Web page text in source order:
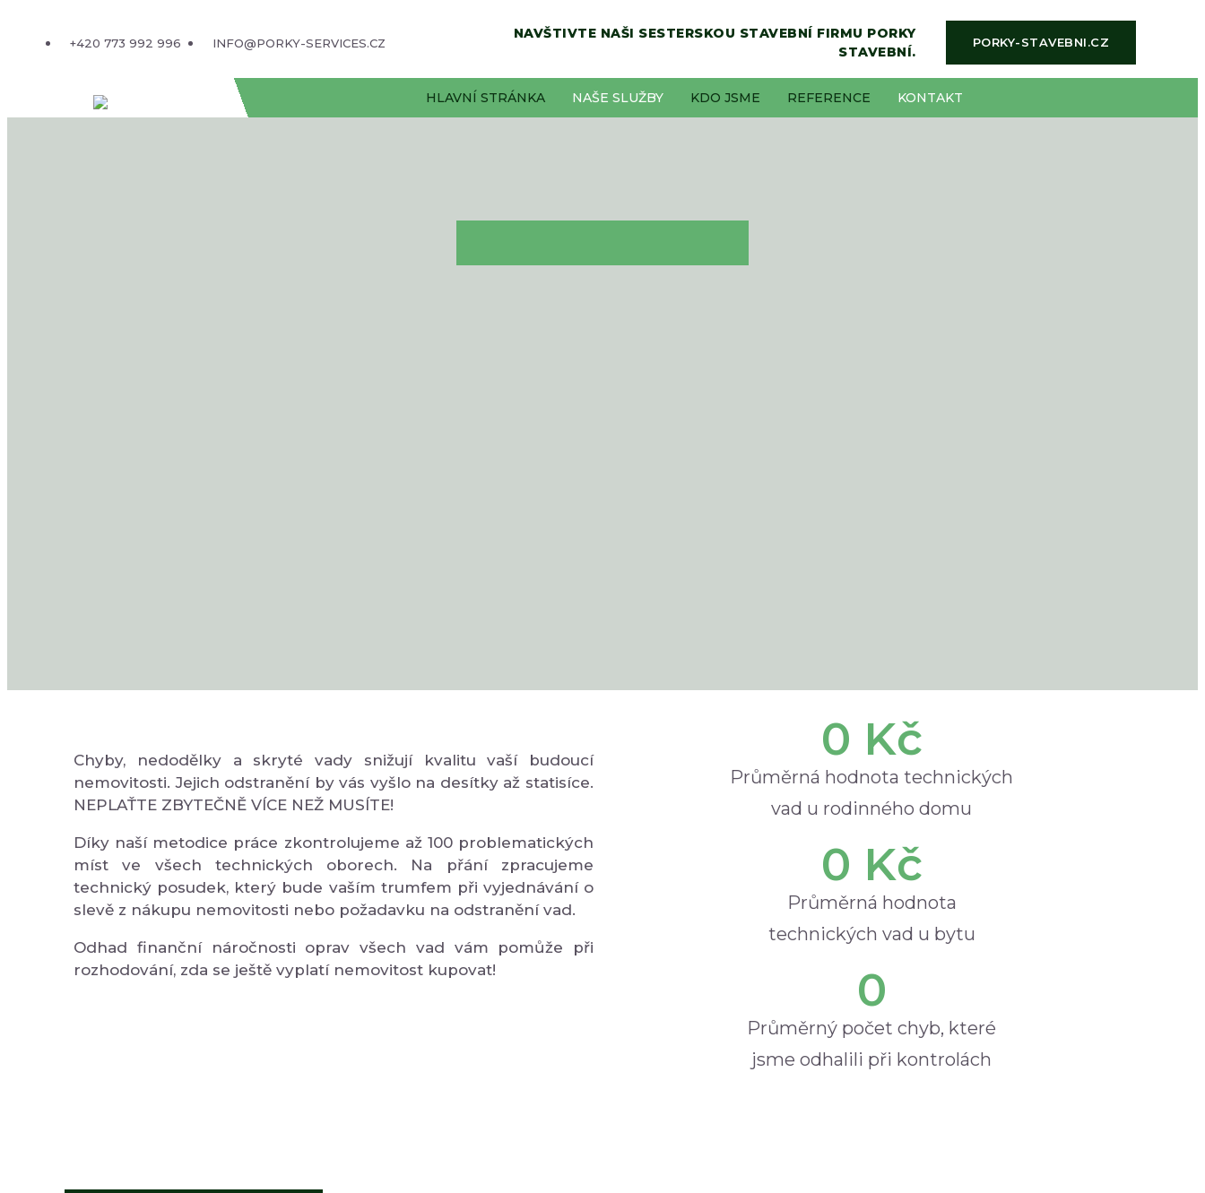
+420 773 992 996 INFO@PORKY-SERVICES.CZ
NAVŠTIVTE NAŠI SESTERSKOU STAVEBNÍ FIRMU PORKY
STAVEBNÍ.
PORKY-STAVEBNI.CZ
HLAVNÍ STRÁNKA NAŠE SLUŽBY KDO JSME REFERENCE KONTAKT
Chyby, nedodělky a skryté vady snižují kvalitu vaší budoucí
nemovitosti. Jejich odstranění by vás vyšlo na desítky až statisíce.
NEPLAŤTE ZBYTEČNĚ VÍCE NEŽ MUSÍTE!
Díky naší metodice práce zkontrolujeme až 100 problematických
míst ve všech technických oborech. Na přání zpracujeme
technický posudek, který bude vaším trumfem při vyjednávání o
slevě z nákupu nemovitosti nebo požadavku na odstranění vad.
Odhad finanční náročnosti oprav všech vad vám pomůže při
rozhodování, zda se ještě vyplatí nemovitost kupovat!
0 Kč
Průměrná hodnota technických
vad u rodinného domu
0 Kč
Průměrná hodnota
technických vad u bytu
0
Průměrný počet chyb, které
jsme odhalili při kontrolách